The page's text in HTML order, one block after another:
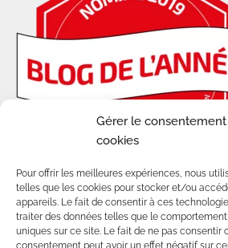
Gérer le
cookies
Pour offrir les meilleures expériences, nous
telles que les cookies pour stocker et/ou
appareils. Le fait de consentir à ces
traiter des données telles que le
uniques sur ce site. Le fait de ne pas consentir
consentement peut avoir un effet négatif sur